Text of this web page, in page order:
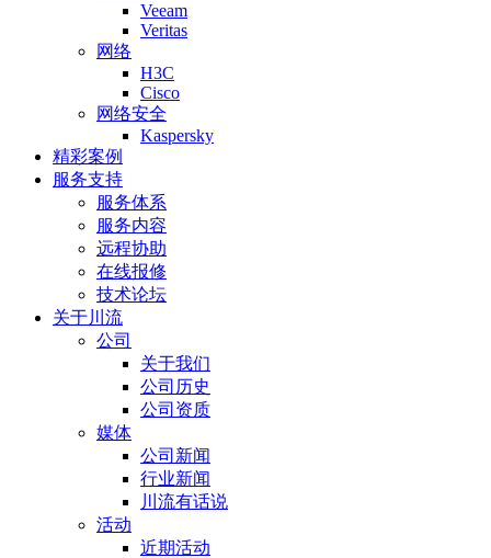
Veeam
Veritas
网络
H3C
Cisco
网络安全
Kaspersky
精彩案例
服务支持
服务体系
服务内容
远程协助
在线报修
技术论坛
关于川流
公司
关于我们
公司历史
公司资质
媒体
公司新闻
行业新闻
川流有话说
活动
近期活动